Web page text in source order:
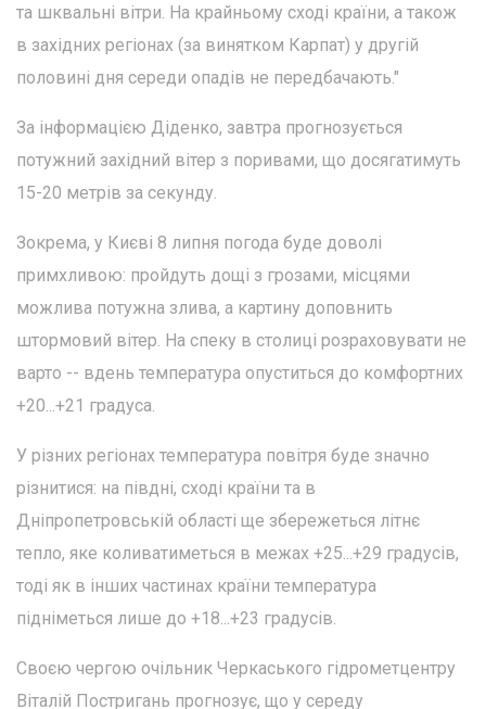
та шквальні вітри. На крайньому сході країни, а також
в західних регіонах (за винятком Карпат) у другій
половині дня середи опадів не передбачають."
За інформацією Діденко, завтра прогнозується
потужний західний вітер з поривами, що досягатимуть
15-20 метрів за секунду.
Зокрема, у Києві 8 липня погода буде доволі
примхливою: пройдуть дощі з грозами, місцями
можлива потужна злива, а картину доповнить
штормовий вітер. На спеку в столиці розраховувати не
варто -- вдень температура опуститься до комфортних
+20...+21 градуса.
У різних регіонах температура повітря буде значно
різнитися: на півдні, сході країни та в
Дніпропетровській області ще збережеться літнє
тепло, яке коливатиметься в межах +25...+29 градусів,
тоді як в інших частинах країни температура
підніметься лише до +18...+23 градусів.
Своєю чергою очільник Черкаського гідрометцентру
Віталій Постригань прогнозує, що у середу